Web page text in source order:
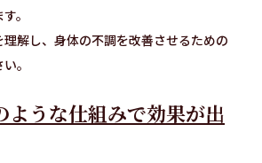
。
解し、身体の不調を改善させるための
。
ような仕組みで効果が出